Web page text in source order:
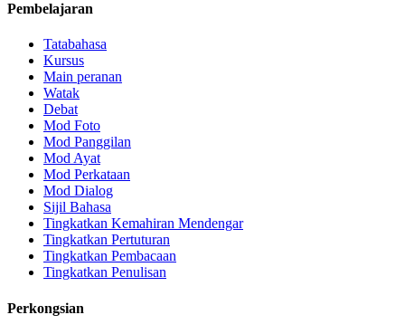
Pembelajaran
Tatabahasa
Kursus
Main peranan
Watak
Debat
Mod Foto
Mod Panggilan
Mod Ayat
Mod Perkataan
Mod Dialog
Sijil Bahasa
Tingkatkan Kemahiran Mendengar
Tingkatkan Pertuturan
Tingkatkan Pembacaan
Tingkatkan Penulisan
Perkongsian